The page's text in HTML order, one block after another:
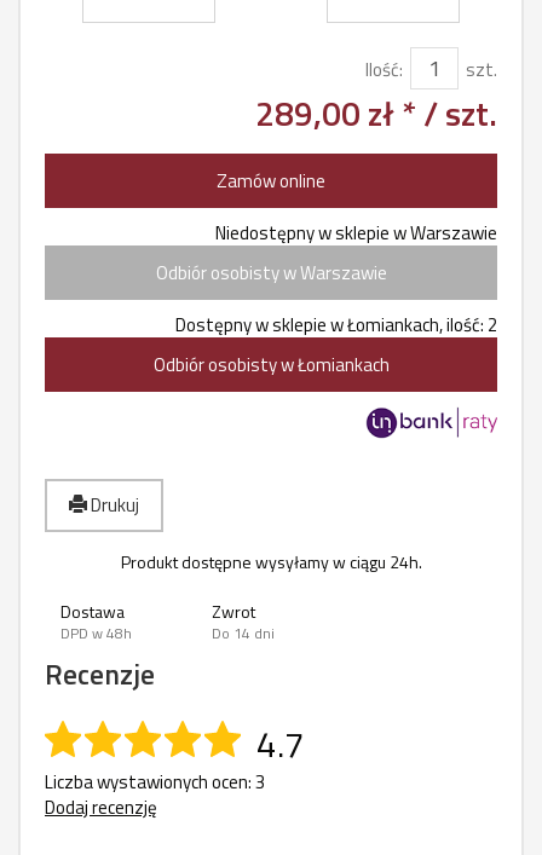
Ilość: szt.
289,00 zł */ szt.
Zamów online
Niedostępny w sklepie w Warszawie
Odbiór osobisty w Warszawie
Dostępny w sklepie w Łomiankach, ilość: 2
Odbiór osobisty w Łomiankach
Drukuj
Produkt dostępne wysyłamy w ciągu 24h.
Dostawa
DPD w 48h
Zwrot
Do 14 dni
Recenzje
4.7
Liczba wystawionych ocen: 3
Dodaj recenzję